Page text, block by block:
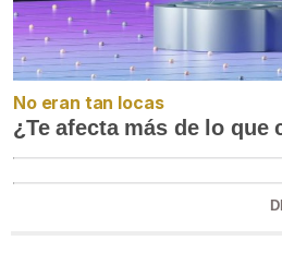
No eran tan locas
¿Te afecta más de lo que